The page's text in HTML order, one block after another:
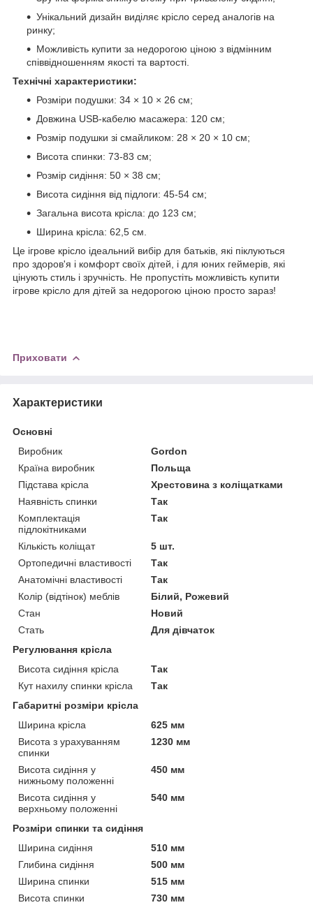
Унікальний дизайн виділяє крісло серед аналогів на
ринку;
Можливість купити за недорогою ціною з відмінним
співвідношенням якості та вартості.
Технічні характеристики:
Розміри подушки: 34 × 10 × 26 см;
Довжина USB-кабелю масажера: 120 см;
Розмір подушки зі смайликом: 28 × 20 × 10 см;
Висота спинки: 73-83 см;
Розмір сидіння: 50 × 38 см;
Висота сидіння від підлоги: 45-54 см;
Загальна висота крісла: до 123 см;
Ширина крісла: 62,5 см.
Це ігрове крісло ідеальний вибір для батьків, які піклуються
про здоров'я і комфорт своїх дітей, і для юних геймерів, які
цінують стиль і зручність. Не пропустіть можливість купити
ігрове крісло для дітей за недорогою ціною просто зараз!
Приховати
Характеристики
Основні
Виробник
Gordon
Країна виробник
Польща
Підстава крісла
Хрестовина з коліщатками
Наявність спинки
Так
Комплектація
підлокітниками
Так
Кількість коліщат
5 шт.
Ортопедичні властивості
Так
Анатомічні властивості
Так
Колір (відтінок) меблів
Білий, Рожевий
Стан
Новий
Стать
Для дівчаток
Регулювання крісла
Висота сидіння крісла
Так
Кут нахилу спинки крісла
Так
Габаритні розміри крісла
Ширина крісла
625 мм
Висота з урахуванням
спинки
1230 мм
Висота сидіння у
нижньому положенні
450 мм
Висота сидіння у
верхньому положенні
540 мм
Розміри спинки та сидіння
Ширина сидіння
510 мм
Глибина сидіння
500 мм
Ширина спинки
515 мм
Висота спинки
730 мм